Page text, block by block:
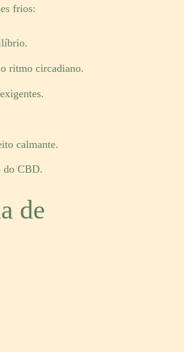
frios:
ritmo circadiano.
calmante.
do CBD.
de